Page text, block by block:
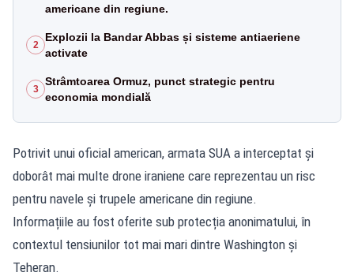
americane din regiune.
2
Explozii la Bandar Abbas și sisteme antiaeriene
activate
3
Strâmtoarea Ormuz, punct strategic pentru
economia mondială
Potrivit unui oficial american, armata SUA a interceptat și
doborât mai multe drone iraniene care reprezentau un risc
pentru navele și trupele americane din regiune.
Informațiile au fost oferite sub protecția anonimatului, în
contextul tensiunilor tot mai mari dintre Washington și
Teheran.